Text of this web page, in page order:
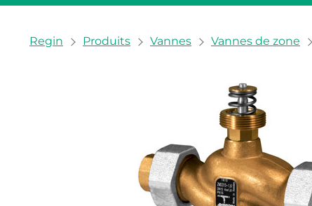
You are here:
Regin Produits Vannes Vannes de zone